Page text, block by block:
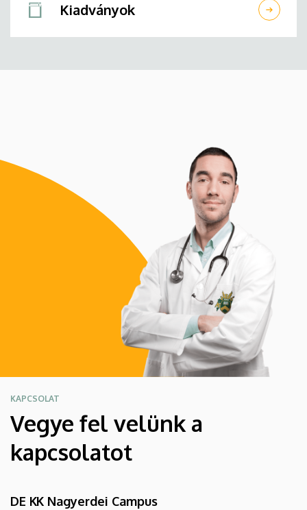
Kiadványok
KAPCSOLAT
Vegye fel velünk a
kapcsolatot
DE KK Nagyerdei Campus